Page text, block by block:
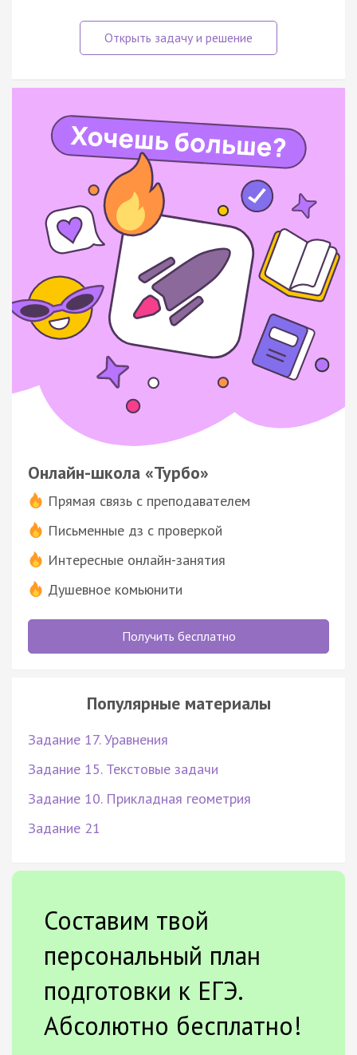
Онлайн-школа «Турбо»
Прямая связь с преподавателем
Письменные дз с проверкой
Интересные онлайн-занятия
Душевное комьюнити
Получить бесплатно
Популярные материалы
Задание 17. Уравнения
Задание 15. Текстовые задачи
Задание 10. Прикладная геометрия
Задание 21
Составим твой
персональный план
подготовки к ЕГЭ.
Абсолютно бесплатно!